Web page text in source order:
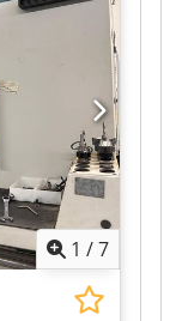
Tip:
stroja:
dodatnih
nazovite.
1 /7